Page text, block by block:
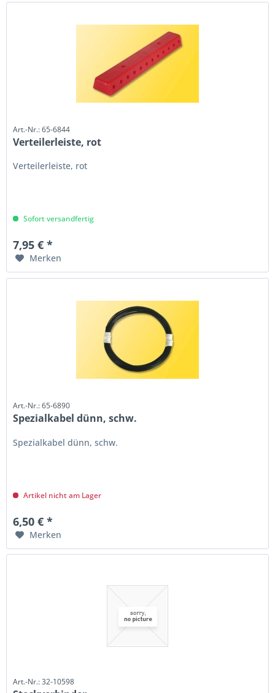
Art.-Nr.: 65-6844
Verteilerleiste, rot
Verteilerleiste, rot
Sofort versandfertig
7,95 € *
Merken
Art.-Nr.: 65-6890
Spezialkabel dünn, schw.
Spezialkabel dünn, schw.
Artikel nicht am Lager
6,50 € *
Merken
Art.-Nr.: 32-10598